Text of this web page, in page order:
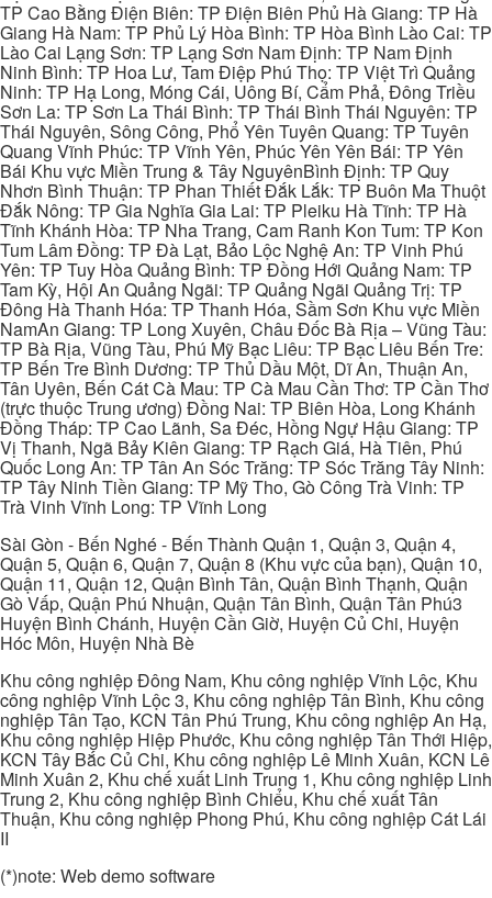
TP Cao Bằng Điện Biên: TP Điện Biên Phủ Hà Giang: TP Hà
Giang Hà Nam: TP Phủ Lý Hòa Bình: TP Hòa Bình Lào Cai: TP
Lào Cai Lạng Sơn: TP Lạng Sơn Nam Định: TP Nam Định
Ninh Bình: TP Hoa Lư, Tam Điệp Phú Thọ: TP Việt Trì Quảng
Ninh: TP Hạ Long, Móng Cái, Uông Bí, Cẩm Phả, Đông Triều
Sơn La: TP Sơn La Thái Bình: TP Thái Bình Thái Nguyên: TP
Thái Nguyên, Sông Công, Phổ Yên Tuyên Quang: TP Tuyên
Quang Vĩnh Phúc: TP Vĩnh Yên, Phúc Yên Yên Bái: TP Yên
Bái Khu vực Miền Trung & Tây NguyênBình Định: TP Quy
Nhơn Bình Thuận: TP Phan Thiết Đắk Lắk: TP Buôn Ma Thuột
Đắk Nông: TP Gia Nghĩa Gia Lai: TP Pleiku Hà Tĩnh: TP Hà
Tĩnh Khánh Hòa: TP Nha Trang, Cam Ranh Kon Tum: TP Kon
Tum Lâm Đồng: TP Đà Lạt, Bảo Lộc Nghệ An: TP Vinh Phú
Yên: TP Tuy Hòa Quảng Bình: TP Đồng Hới Quảng Nam: TP
Tam Kỳ, Hội An Quảng Ngãi: TP Quảng Ngãi Quảng Trị: TP
Đông Hà Thanh Hóa: TP Thanh Hóa, Sầm Sơn Khu vực Miền
NamAn Giang: TP Long Xuyên, Châu Đốc Bà Rịa – Vũng Tàu:
TP Bà Rịa, Vũng Tàu, Phú Mỹ Bạc Liêu: TP Bạc Liêu Bến Tre:
TP Bến Tre Bình Dương: TP Thủ Dầu Một, Dĩ An, Thuận An,
Tân Uyên, Bến Cát Cà Mau: TP Cà Mau Cần Thơ: TP Cần Thơ
(trực thuộc Trung ương) Đồng Nai: TP Biên Hòa, Long Khánh
Đồng Tháp: TP Cao Lãnh, Sa Đéc, Hồng Ngự Hậu Giang: TP
Vị Thanh, Ngã Bảy Kiên Giang: TP Rạch Giá, Hà Tiên, Phú
Quốc Long An: TP Tân An Sóc Trăng: TP Sóc Trăng Tây Ninh:
TP Tây Ninh Tiền Giang: TP Mỹ Tho, Gò Công Trà Vinh: TP
Trà Vinh Vĩnh Long: TP Vĩnh Long
Sài Gòn - Bến Nghé - Bến Thành Quận 1, Quận 3, Quận 4,
Quận 5, Quận 6, Quận 7, Quận 8 (Khu vực của bạn), Quận 10,
Quận 11, Quận 12, Quận Bình Tân, Quận Bình Thạnh, Quận
Gò Vấp, Quận Phú Nhuận, Quận Tân Bình, Quận Tân Phú3
Huyện Bình Chánh, Huyện Cần Giờ, Huyện Củ Chi, Huyện
Hóc Môn, Huyện Nhà Bè
Khu công nghiệp Đông Nam, Khu công nghiệp Vĩnh Lộc, Khu
công nghiệp Vĩnh Lộc 3, Khu công nghiệp Tân Bình, Khu công
nghiệp Tân Tạo, KCN Tân Phú Trung, Khu công nghiệp An Hạ,
Khu công nghiệp Hiệp Phước, Khu công nghiệp Tân Thới Hiệp,
KCN Tây Bắc Củ Chi, Khu công nghiệp Lê Minh Xuân, KCN Lê
Minh Xuân 2, Khu chế xuất Linh Trung 1, Khu công nghiệp Linh
Trung 2, Khu công nghiệp Bình Chiểu, Khu chế xuất Tân
Thuận, Khu công nghiệp Phong Phú, Khu công nghiệp Cát Lái
II
(*)note: Web demo software